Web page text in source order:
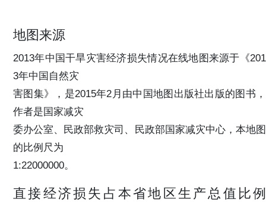
地图来源
2013年中国干旱灾害经济损失情况在线地图来源于《201
3年中国自然灾
害图集》，是2015年2月由中国地图出版社出版的图书，
作者是国家减灾
委办公室、民政部救灾司、民政部国家减灾中心，本地图
的比例尺为
1:22000000。
直接经济损失占本省地区生产总值比例